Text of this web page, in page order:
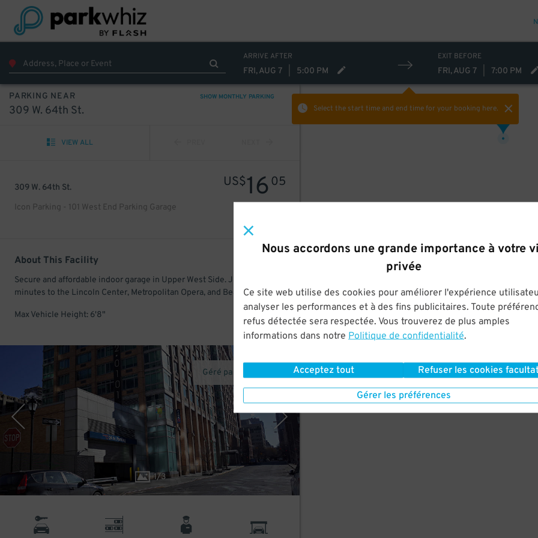
Nous accordons une grande importance à votre
privée
Ce site web utilise des cookies pour améliorer l'expérience
analyser les performances et à des fins publicitaires. Toute
refus détectée sera respectée. Vous trouverez de plus amples
informations dans notre Politique de confidentialité.
Acceptez tout Refuser les cookies
Gérer les préférences
ARRIVE AFTER
FRI, AUG 7 5:00 PM
EXIT BEFORE
FRI, AUG 7 7:00 PM
Select the start time and end timefor your booking here.
PARKING NEAR SHOW MONTHLY PARKING
309 W. 64th St.
VIEW ALL
309 W. 64th St.
Icon Parking - 101 West End Parking Garage
US$1605
About This Facility
Secure and affordable indoor garage in Upper West Side. Just a few
minutes to the Lincoln Center, Metropolitan Opera, and Beacon Theatre.
Max Vehicle Height: 6'8"
1/3
Géré par Icon Parking
$ 16